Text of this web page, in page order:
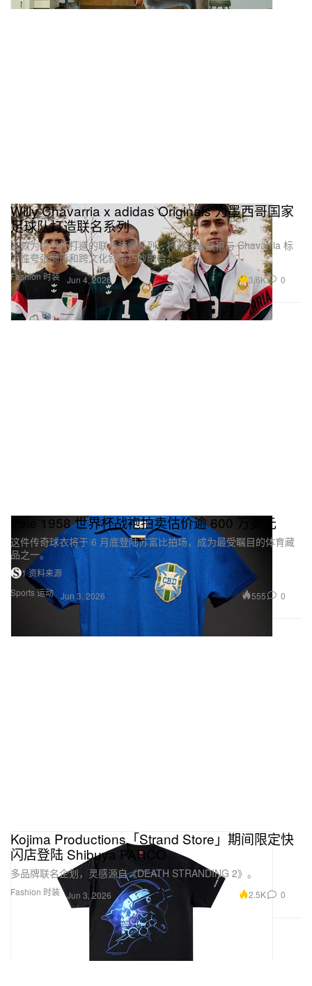
Fashion 时装
Willy Chavarria x adidas Originals 为墨西哥国家
足球队打造联名系列
这款为世界杯打造的联名胶囊系列，将赛场级战袍与 Chavarria 标
志性夸张廓形和跨文化叙事巧妙融合。
Jun 4, 2026 3.6K 0
Sports 运动
Pelé 1958 世界杯战袍拍卖估价逾 600 万美元
这件传奇球衣将于 6 月底登陆苏富比拍场，成为最受瞩目的体育藏
品之一。
1 资料来源
Jun 3, 2026
555 0
Fashion 时装
Kojima Productions「Strand Store」期间限定快
闪店登陆 Shibuya PARCO
多品牌联名企划，灵感源自《DEATH STRANDING 2》。
Jun 3, 2026 2.5K 0